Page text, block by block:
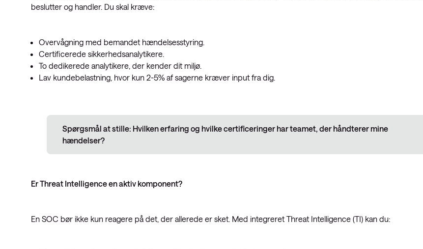
beslutter og handler. Du skal kræve:
Overvågning med bemandet hændelsesstyring.
Certificerede sikkerhedsanalytikere.
To dedikerede analytikere, der kender dit miljø.
Lav kundebelastning, hvor kun 2-5% af sagerne kræver input fra dig.
Spørgsmål at stille: Hvilken erfaring og hvilke certificeringer har teamet, der håndterer mine
hændelser?
Er Threat Intelligence en aktiv komponent?
En SOC bør ikke kun reagere på det, der allerede er sket. Med integreret Threat Intelligence (TI) kan du: